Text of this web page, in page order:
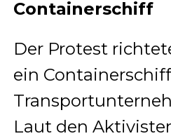
Containerschiff
Der Protest
ein
Laut den